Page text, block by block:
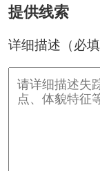
提供线索
详细描述（必